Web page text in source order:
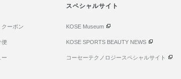
クーポン
便
ー
スペシャルサイト
KOSE Museum
KOSE SPORTS BEAUTY NEWS
コーセーテクノロジースペシャルサイト